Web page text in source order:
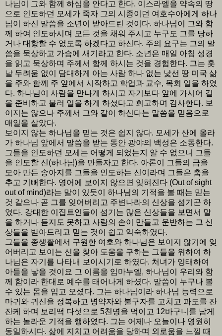
나님이 그와 함께 하심을 안다고 한다. 이스라엘을 약속의 땅
으로 인도하던 모세가 죽자 그의 시종이던 여호수아에게 하나
님이 하신 말씀을 소년이 받아드린 것이다. 하나님이 그와 함
께 하여 인도하시며 모든 것을 채워 주시고 누구도 그를 당하
거나 대항할 수 없도록 하겠다고 하신다. 주의 요구는 그의 말
씀을 묵상하고 가슴에 새기라고 한다. 소년은 매일 아침 성경
을 읽고 묵상하며 주께서 함께 하시는 것을 경험한다. 그는 훗
날 두려움 없이 담대하게 아는 사람 하나 없는 낯선 땅 미국 삶
을 주와 함께 주 앞에서 시작하고 학업과 교수, 목회 일을 하였
다. 하나님이 사람을 만나게 하시고 자기보다 앞에 가시어 길
을 준비하고 불러 일을 하게 하셨다고 회고하며 감사한다. 보
이지는 않으나 주께서 그와 같이 하신다는 말씀을 믿음으로
매일을 살았다.
보이지 않는 하나님을 믿는 것은 쉽지 않다. 모세가 산에 올라
가 하나님 앞에서 말씀을 받는 동안 광야의 백성은 소동한다.
그들을 인도하던 모세는 어떻게 되었는지 알 수 없으니 그들
을 인도할 신(하나님)을 만들자고 한다. 아론이 그들의 금을
모아 만든 송아지를 그들을 인도하는 신이라며 그들은 춤을
추고 기뻐한다. 영어에 보이지 않으면 잊혀진다 (Out of sight
out of mind)라는 말이 있듯이 하나님의 기적을 볼 때는 믿는
것 같으나 곧 그를 잊어버리고 주변나라의 신상을 섬기곤 하
였다. 강대한 이집트인들이 섬기는 많은 신상들을 보면서 말
을 하거나 듣지도 못하고 사람의 손이 만들고 운반하는 그 신
상들을 받아드리고 믿는 것이 쉽고 익숙하였다.
그들을 종생활에서 구원한 여호와 하나님은 보이지 않기에 잊
어버리고 보이는 신을 찾아 도움을 구하는 그들을 위하여 하
나님은 자기를 나타내 보이시기로 하였다. 처녀가 잉태하여
아들을 낳을 것이요 그 이름을 임마누엘, 하나님이 우리와 함
께 함이라 한대로 예수를 태어나게 하셨다. 말씀이 누구나 볼
수 있는 몸을 입고 오셨다. 그는 하나님이라 하나님 능력으로
마귀와 귀신을 정복하고 병약자와 불구자를 고치고 파도를 잔
잔케 하며 보리떡 다섯으로 5천명을 먹이고 12바구니를 남게
하는 놀라운 기적을 행하였다. 그는 어제나 오늘이나 영원히
동일하시다. 삶에 지치고 어려움을 당하며 외로움을 느낄 때